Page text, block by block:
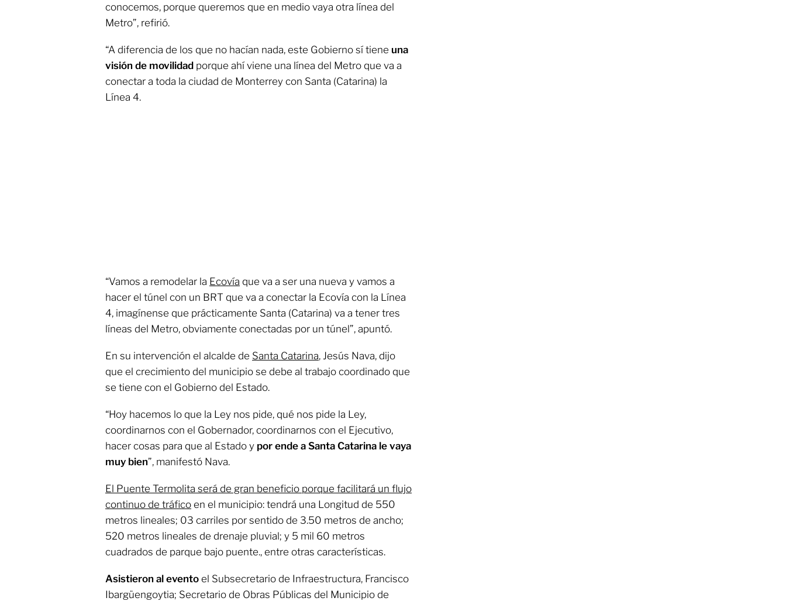
conocemos, porque queremos que en medio vaya otra línea del
Metro”, refirió.
“A diferencia de los que no hacían nada, este Gobierno sí tiene una
visión de movilidad porque ahí viene una línea del Metro que va a
conectar a toda la ciudad de Monterrey con Santa (Catarina) la
Línea 4.
“Vamos a remodelar la Ecovía que va a ser una nueva y vamos a
hacer el túnel con un BRT que va a conectar la Ecovía con la Línea
4, imagínense que prácticamente Santa (Catarina) va a tener tres
líneas del Metro, obviamente conectadas por un túnel”, apuntó.
En su intervención el alcalde de Santa Catarina, Jesús Nava, dijo
que el crecimiento del municipio se debe al trabajo coordinado que
se tiene con el Gobierno del Estado.
“Hoy hacemos lo que la Ley nos pide, qué nos pide la Ley,
coordinarnos con el Gobernador, coordinarnos con el Ejecutivo,
hacer cosas para que al Estado y por ende a Santa Catarina le vaya
muy bien”, manifestó Nava.
El Puente Termolita será de gran beneficio porque facilitará un flujo
continuo de tráfico en el municipio: tendrá una Longitud de 550
metros lineales; 03 carriles por sentido de 3.50 metros de ancho;
520 metros lineales de drenaje pluvial; y 5 mil 60 metros
cuadrados de parque bajo puente., entre otras características.
Asistieron al evento el Subsecretario de Infraestructura, Francisco
Ibargüengoytia; Secretario de Obras Públicas del Municipio de